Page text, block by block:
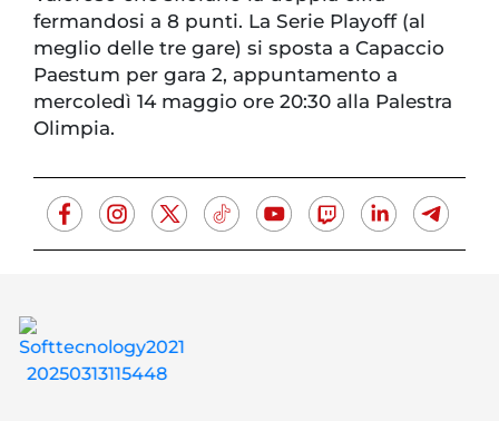
fermandosi a 8 punti. La Serie Playoff (al
meglio delle tre gare) si sposta a Capaccio
Paestum per gara 2, appuntamento a
mercoledì 14 maggio ore 20:30 alla Palestra
Olimpia.